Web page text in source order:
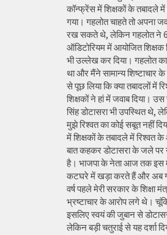
कॉन्फ्रेंस में शिक्षकों के तबादले में
गया। गहलोत चाहते तो अपना
रख सकते थे, लेकिन गहलोत ने 6
ऑडिटोरियम में आयोजित
भी उल्लेख कर दिया। गहलोत
था और मैंने सामान्य शिष्टाचार
से पूछ लिया कि क्या तबादलों में
शिक्षकों ने हां में जवाब दिया।
सिंह डोटासरा भी उपस्थित थे,
मुझे रिश्वत का कोई सबूत नहीं
में शिक्षकों के तबादले में रिश्वत
बात कहकर डोटासरा के जले पर
है। भाजपा के नेता आज तक इस
कटघरे में खड़ा करते हैं और अब
वर्ष पहले मेरी सरकार के शिक्षा
भ्रष्टाचार के आरोप लगे थे।
इसलिए स्वयं की जुबान से
लेकिन बड़ी चतुराई से यह दर्शा